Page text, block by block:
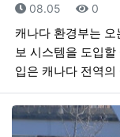
등록일
08.05 조회
0
캐나다 환경부는
보 시스템을 도입
입은 캐나다 전역